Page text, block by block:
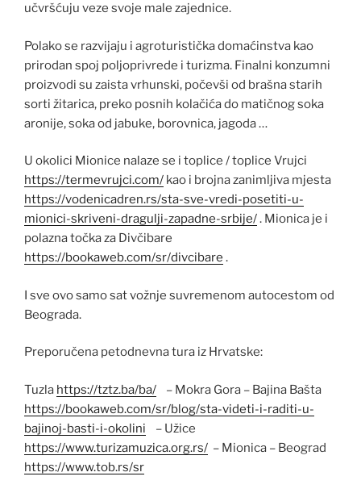
učvršćuju veze svoje male zajednice.
Polako se razvijaju i agroturistička domaćinstva kao
prirodan spoj poljoprivrede i turizma. Finalni konzumni
proizvodi su zaista vrhunski, počevši od brašna starih
sorti žitarica, preko posnih kolačića do matičnog soka
aronije, soka od jabuke, borovnica, jagoda …
U okolici Mionice nalaze se i toplice / toplice Vrujci
https://termevrujci.com/ kao i brojna zanimljiva mjesta
https://vodenicadren.rs/sta-sve-vredi-posetiti-u-
mionici-skriveni-dragulji-zapadne-srbije/. Mionica je i
polazna točka za Divčibare
https://bookaweb.com/sr/divcibare .
I sve ovo samo sat vožnje suvremenom autocestom od
Beograda.
Preporučena petodnevna tura iz Hrvatske:
Tuzla https://tztz.ba/ba/ – Mokra Gora – Bajina Bašta
https://bookaweb.com/sr/blog/sta-videti-i-raditi-u-
bajinoj-basti-i-okolini – Užice
https://www.turizamuzica.org.rs/ – Mionica – Beograd
https://www.tob.rs/sr